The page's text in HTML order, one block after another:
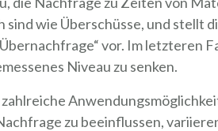
sind wie Überschüsse, und stellt
vor. Im letzteren
Niveau zu senken.
zu beeinflussen,